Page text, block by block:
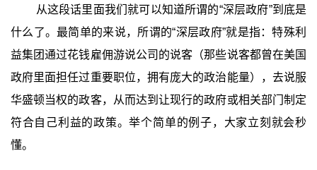
从这段话里面我们就可以知道所谓的“深层政府”到底是
什么了。最简单的来说，所谓的“深层政府”就是指：特殊利
益集团通过花钱雇佣游说公司的说客（那些说客都曾在美国
政府里面担任过重要职位，拥有庞大的政治能量），去说服
华盛顿当权的政客，从而达到让现行的政府或相关部门制定
符合自己利益的政策。举个简单的例子，大家立刻就会秒
懂。